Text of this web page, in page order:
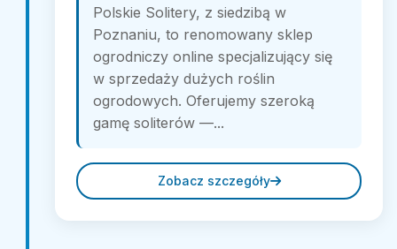
Polskie Solitery, z siedzibą w
Poznaniu, to renomowany sklep
ogrodniczy online specjalizujący się
w sprzedaży dużych roślin
ogrodowych. Oferujemy szeroką
gamę soliterów —...
Zobacz szczegóły